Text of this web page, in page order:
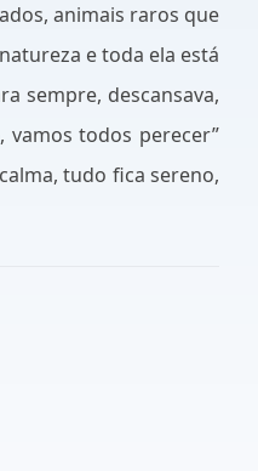
animais raros que
e toda ela está
sempre, descansava,
todos perecer”
tudo fica sereno,